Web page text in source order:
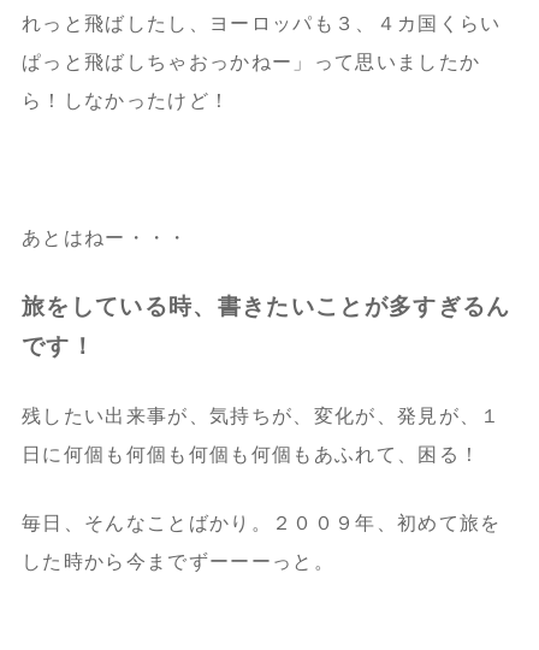
れっと飛ばしたし、ヨーロッパも３、４カ国くらい
ぱっと飛ばしちゃおっかねー」って思いましたか
ら！しなかったけど！
あとはねー・・・
旅をしている時、書きたいことが多すぎるん
です！
残したい出来事が、気持ちが、変化が、発見が、１
日に何個も何個も何個も何個もあふれて、困る！
毎日、そんなことばかり。２００９年、初めて旅を
した時から今までずーーーっと。